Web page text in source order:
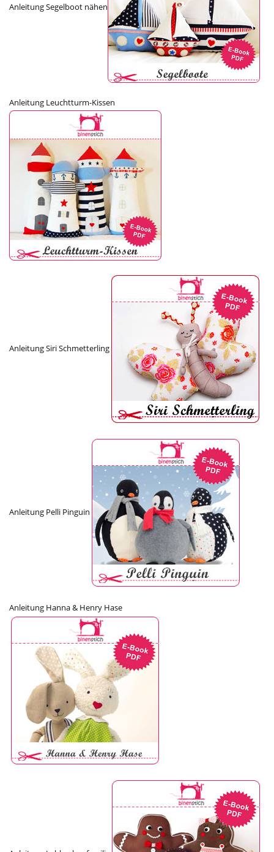
Anleitung Segelboot nähen
Anleitung Leuchtturm-Kissen
Anleitung Siri Schmetterling
Anleitung Pelli Pinguin
Anleitung Hanna & Henry Hase